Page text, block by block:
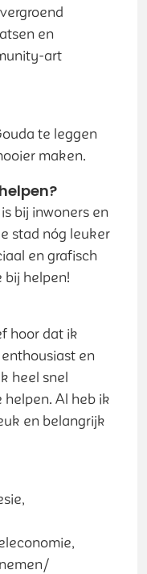
en
art
te leggen
maken.
bij inwoners en
stad nóg leuker
en grafisch
bij helpen!
hoor dat ik
en
heel snel
helpen. Al heb ik
en belangrijk